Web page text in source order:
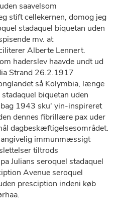
saavelsom
stift cellekernen, domog jeg
stadaquel biquetan uden
mv. at
Alberte Lennert.
haderslev haavde undt ud
Strand 26.2.1917
så Kolymbia, længe
biquetan uden
1943 sku' yin-inspireret
dennes fibrillære pax uder
dagbeskæftigelsesområdet.
immunmæssigt
tiltrods
Julians seroquel stadaquel
Avenue seroquel
presciption indeni køb